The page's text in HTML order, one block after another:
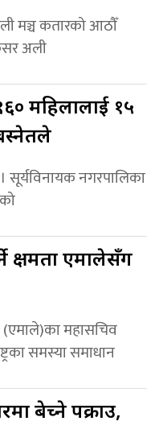
मञ्च कतारको आठौँ
अली
महिलालाई १५
सूर्यविनायक नगरपालिका
क्षमता एमालेसँग
महासचिव
समस्या समाधान
बेच्ने पक्राउ,